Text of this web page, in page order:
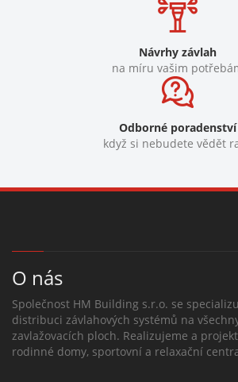
Návrhy závlah
na míru vašim
Odborné poradenství
když si nebudete vědět
O nás
Společnost HM Building s.r.o. se
distribuci závlahových systémů na
zavlažovacích ploch. Realizujeme a
rodinné domy, sportovní a relaxační